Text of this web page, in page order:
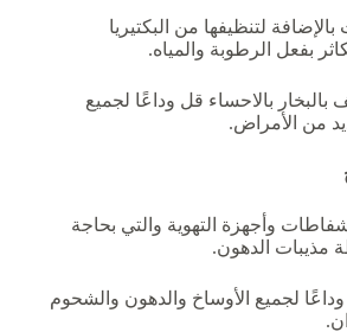
لتنظيفها من البكتيريا
بفعل الرطوبة والمياه.
بالاحساء قل وداعًا لجميع
من الأمراض.
وأجهزة التهوية والتي بحاجة
مذيبات الدهون.
لجميع الأوساخ والدهون والشحوم